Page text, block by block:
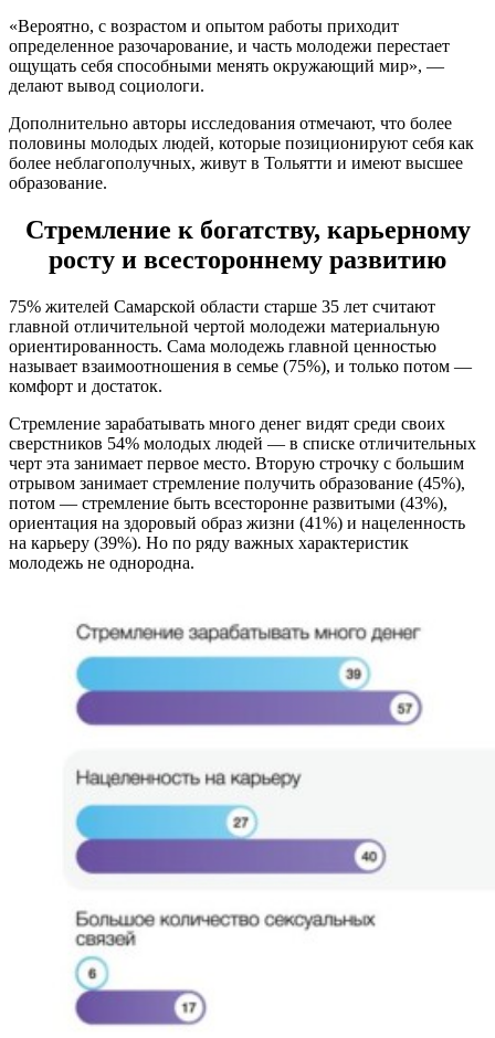
«Вероятно, с возрастом и опытом работы приходит
определенное разочарование, и часть молодежи перестает
ощущать себя способными менять окружающий мир», —
делают вывод социологи.
Дополнительно авторы исследования отмечают, что более
половины молодых людей, которые позиционируют себя как
более неблагополучных, живут в Тольятти и имеют высшее
образование.
Стремление к богатству, карьерному
росту и всестороннему развитию
75% жителей Самарской области старше 35 лет считают
главной отличительной чертой молодежи материальную
ориентированность. Сама молодежь главной ценностью
называет взаимоотношения в семье (75%), и только потом —
комфорт и достаток.
Стремление зарабатывать много денег видят среди своих
сверстников 54% молодых людей — в списке отличительных
черт эта занимает первое место. Вторую строчку с большим
отрывом занимает стремление получить образование (45%),
потом — стремление быть всесторонне развитыми (43%),
ориентация на здоровый образ жизни (41%) и нацеленность
на карьеру (39%). Но по ряду важных характеристик
молодежь не однородна.